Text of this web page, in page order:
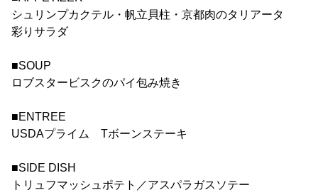
シュリンプカクテル・帆立貝柱・京都肉のタリアータ
彩りサラダ
■SOUP
ロブスタービスクのパイ包み焼き
■ENTREE
USDAプライム Tボーンステーキ
■SIDE DISH
トリュフマッシュポテト／アスパラガスソテー